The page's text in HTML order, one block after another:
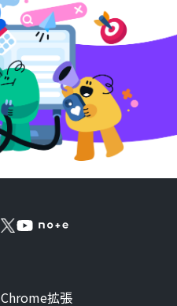
Chrome拡張